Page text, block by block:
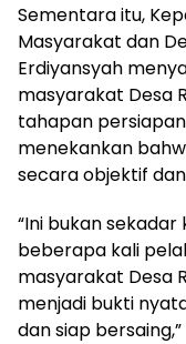
Sementara itu,
Masyarakat dan
Erdiyansyah
masyarakat Desa
tahapan
menekankan
secara objektif
“Ini bukan
beberapa kali
masyarakat Desa
menjadi bukti
dan siap